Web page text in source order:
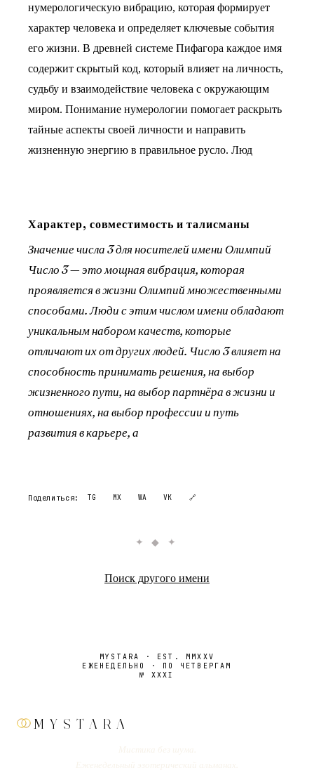
нумерологическую вибрацию, которая формирует
характер человека и определяет ключевые события
его жизни. В древней системе Пифагора каждое имя
содержит скрытый код, который влияет на личность,
судьбу и взаимодействие человека с окружающим
миром. Понимание нумерологии помогает раскрыть
тайные аспекты своей личности и направить
жизненную энергию в правильное русло. Люд
Характер, совместимость и талисманы
Значение числа 3 для носителей имени Олимпий
Число 3 — это мощная вибрация, которая
проявляется в жизни Олимпий множественными
способами. Люди с этим числом имени обладают
уникальным набором качеств, которые
отличают их от других людей. Число 3 влияет на
способность принимать решения, на выбор
жизненного пути, на выбор партнёра в жизни и
отношениях, на выбор профессии и путь
развития в карьере, а
Поделиться: TG MX WA VK 🔗
✦ ◆ ✦
Поиск другого имени
MYSTARA · EST. MMXXV
ЕЖЕНЕДЕЛЬНО · ПО ЧЕТВЕРГАМ
№ XXXI
MYSTARA